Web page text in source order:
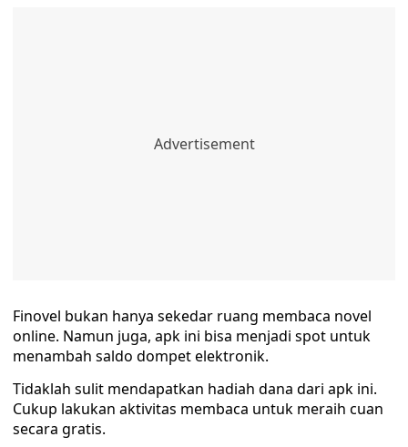
Finovel bukan hanya sekedar ruang membaca novel
online. Namun juga, apk ini bisa menjadi spot untuk
menambah saldo dompet elektronik.
Tidaklah sulit mendapatkan hadiah dana dari apk ini.
Cukup lakukan aktivitas membaca untuk meraih cuan
secara gratis.